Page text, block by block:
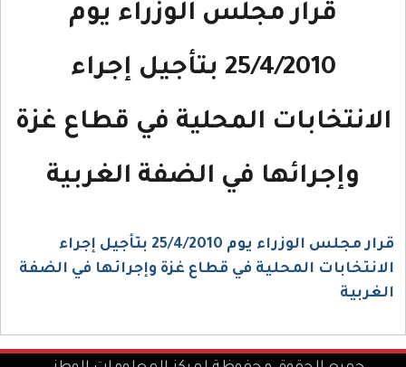
قرار مجلس الوزراء يوم
25/4/2010 بتأجيل إجراء
الانتخابات المحلية في قطاع غزة
وإجرائها في الضفة الغربية
قرار مجلس الوزراء يوم 25/4/2010 بتأجيل إجراء
الانتخابات المحلية في قطاع غزة وإجرائها في الضفة
الغربية